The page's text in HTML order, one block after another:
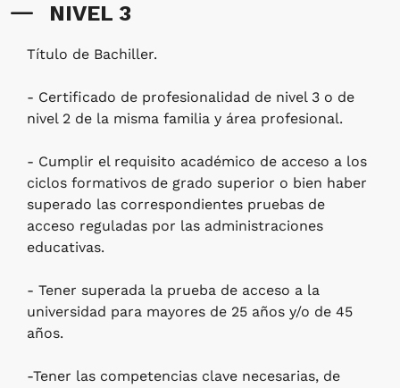
NIVEL 3
Título de Bachiller.
- Certificado de profesionalidad de nivel 3 o de
nivel 2 de la misma familia y área profesional.
- Cumplir el requisito académico de acceso a los
ciclos formativos de grado superior o bien haber
superado las correspondientes pruebas de
acceso reguladas por las administraciones
educativas.
- Tener superada la prueba de acceso a la
universidad para mayores de 25 años y/o de 45
años.
-Tener las competencias clave necesarias, de